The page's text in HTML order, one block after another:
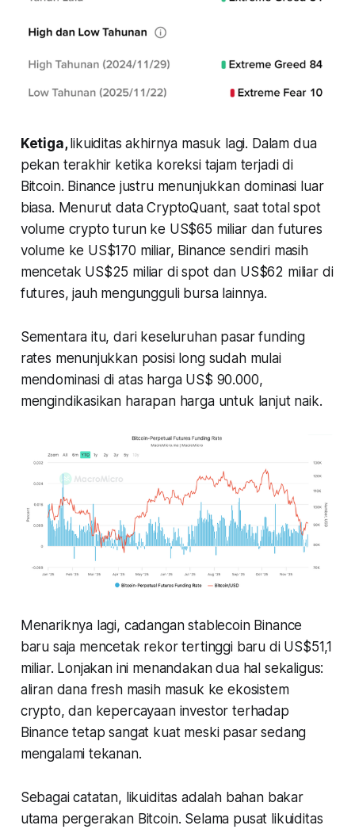
Ketiga, likuiditas akhirnya masuk lagi. Dalam dua
pekan terakhir ketika koreksi tajam terjadi di
Bitcoin. Binance justru menunjukkan dominasi luar
biasa. Menurut data CryptoQuant, saat total spot
volume crypto turun ke US$65 miliar dan futures
volume ke US$170 miliar, Binance sendiri masih
mencetak US$25 miliar di spot dan US$62 miliar di
futures, jauh mengungguli bursa lainnya.
Sementara itu, dari keseluruhan pasarfunding
rates menunjukkan posisi long sudah mulai
mendominasi di atas harga US$ 90.000,
mengindikasikan harapan harga untuk lanjut naik.
Menariknya lagi, cadanganstablecoinBinance
baru saja mencetak rekor tertinggi baru di US$51,1
miliar. Lonjakan ini menandakan dua hal sekaligus:
aliran dana freshmasih masuk ke ekosistem
crypto, dan kepercayaan investor terhadap
Binance tetap sangat kuat meski pasar sedang
mengalami tekanan.
Sebagai catatan, likuiditas adalah bahan bakar
utama pergerakan Bitcoin. Selama pusat likuiditas